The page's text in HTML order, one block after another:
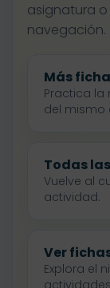
asignatura
navegación.
Más
Practica
del mismo
Todas
Vuelve al
actividad.
Ver
Explora el